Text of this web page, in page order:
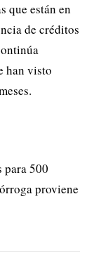
que están en
de créditos
han visto
500
proviene